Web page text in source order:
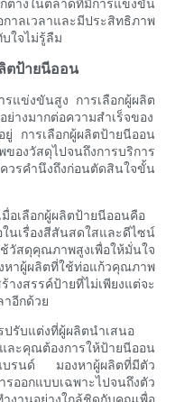
าลเวลาและมีประสิทธิภาพ
ใจไม่รู้ลืม
ตป้ายนีออน
แข่งขันสูง การเลือกผู้ผลิต
างมากต่อความสำเร็จของ
การเลือกผู้ผลิตป้ายนีออน
งวัสดุไปจนถึงการบริการ
รคำนึงถึงก่อนตัดสินใจขั้น
อเลือกผู้ผลิตป้ายนีออนคือ
เรื่องสีสันสดใสและดีไซน์
สดุคุณภาพสูงเพื่อให้มั่นใจ
าผู้ผลิตที่ใช้ท่อแก้วคุณภาพ
งสรรค์ป้ายที่ไม่เพียงแต่จะ
อีกด้วย
รับแต่งที่ผู้ผลิตนำเสนอ
ละคุณต้องการให้ป้ายนีออน
บรนด์ มองหาผู้ผลิตที่มีตัว
ออกแบบเฉพาะไปจนถึงตัว
งานอย่างใกล้ชิดกับคุณเพื่อ